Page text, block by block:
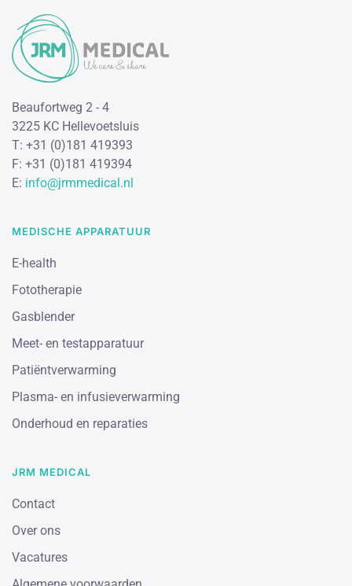
Beaufortweg 2 - 4
3225 KC Hellevoetsluis
T: +31 (0)181 419393
F: +31 (0)181 419394
E: info@jrmmedical.nl
MEDISCHE APPARATUUR
E-health
Fototherapie
Gasblender
Meet- en testapparatuur
Patiëntverwarming
Plasma- en infusieverwarming
Onderhoud en reparaties
JRM MEDICAL
Contact
Over ons
Vacatures